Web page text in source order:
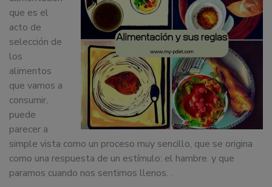
nos
dedicamos
a
la
docencia
y
formación
sobre
la
nutrición
alimentaria
tanto
para
que es el
acto de
selección de
los
alimentos
que vamos a
consumir,
puede
parecer a
simple vista como un proceso muy sencillo, que se origina
como una respuesta de un estímulo: el hambre. y que
paramos cuando nos sentimos llenos. .